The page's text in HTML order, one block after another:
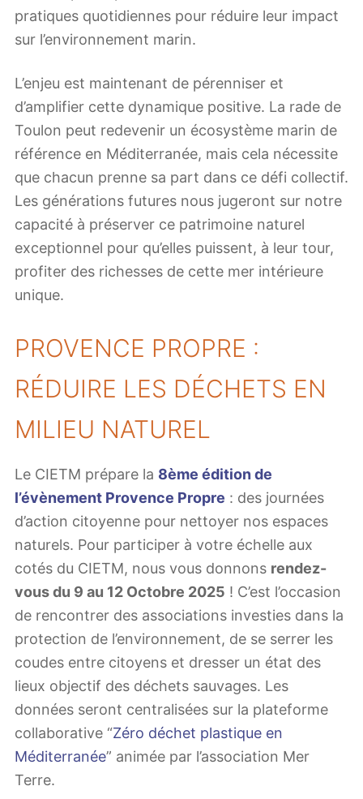
pratiques quotidiennes pour réduire leur impact
sur l’environnement marin.
L’enjeu est maintenant de pérenniser et
d’amplifier cette dynamique positive. La rade de
Toulon peut redevenir un écosystème marin de
référence en Méditerranée, mais cela nécessite
que chacun prenne sa part dans ce défi collectif.
Les générations futures nous jugeront sur notre
capacité à préserver ce patrimoine naturel
exceptionnel pour qu’elles puissent, à leur tour,
profiter des richesses de cette mer intérieure
unique.
PROVENCE PROPRE :
RÉDUIRE LES DÉCHETS EN
MILIEU NATUREL
Le CIETM prépare la 8ème édition de
l’évènement Provence Propre : des journées
d’action citoyenne pour nettoyer nos espaces
naturels. Pour participer à votre échelle aux
cotés du CIETM, nous vous donnons rendez-
vous du 9 au 12 Octobre 2025 ! C’est l’occasion
de rencontrer des associations investies dans la
protection de l’environnement, de se serrer les
coudes entre citoyens et dresser un état des
lieux objectif des déchets sauvages. Les
données seront centralisées sur la plateforme
collaborative “Zéro déchet plastique en
Méditerranée” animée par l’association Mer
Terre.